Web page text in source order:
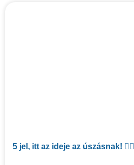
5 jel, itt az ideje az úszásnak! 🏊‍♀️